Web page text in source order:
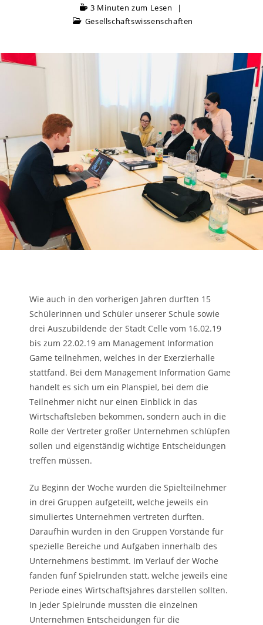
3 Minuten zum Lesen
Gesellschaftswissenschaften
Wie auch in den vorherigen Jahren durften 15
Schülerinnen und Schüler unserer Schule sowie
drei Auszubildende der Stadt Celle vom 16.02.19
bis zum 22.02.19 am Management Information
Game teilnehmen, welches in der Exerzierhalle
stattfand. Bei dem Management Information Game
handelt es sich um ein Planspiel, bei dem die
Teilnehmer nicht nur einen Einblick in das
Wirtschaftsleben bekommen, sondern auch in die
Rolle der Vertreter großer Unternehmen schlüpfen
sollen und eigenständig wichtige Entscheidungen
treffen müssen.
Zu Beginn der Woche wurden die Spielteilnehmer
in drei Gruppen aufgeteilt, welche jeweils ein
simuliertes Unternehmen vertreten durften.
Daraufhin wurden in den Gruppen Vorstände für
spezielle Bereiche und Aufgaben innerhalb des
Unternehmens bestimmt. Im Verlauf der Woche
fanden fünf Spielrunden statt, welche jeweils eine
Periode eines Wirtschaftsjahres darstellen sollten.
In jeder Spielrunde mussten die einzelnen
Unternehmen Entscheidungen für die